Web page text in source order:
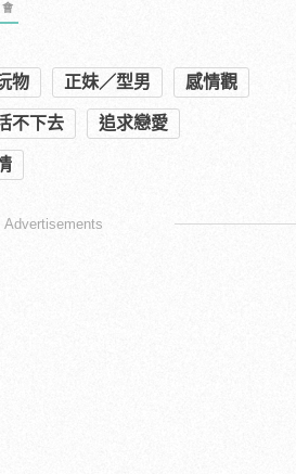
物 正妹／型男 感情觀
不下去 追求戀愛
Advertisements